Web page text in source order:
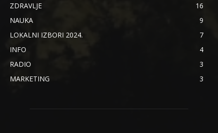
ZDRAVLJE
16
NAUKA
9
LOKALNI IZBORI 2024.
7
INFO
4
RADIO
3
MARKETING
3